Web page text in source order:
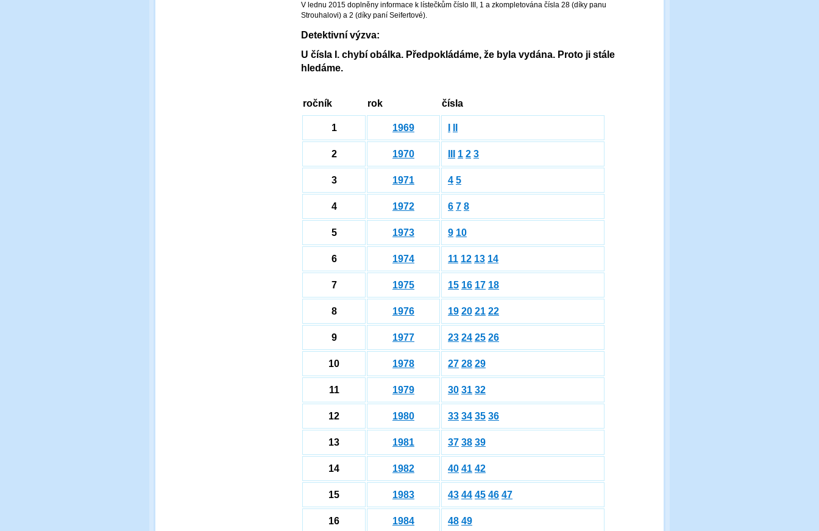
V lednu 2015 doplněny informace k lístečkům číslo III, 1 a zkompletována čísla 28 (díky panu
Strouhalovi) a 2 (díky paní Seifertové).
Detektivní výzva:
U čísla I. chybí obálka. Předpokládáme, že byla vydána. Proto ji stále
hledáme.
ročník rok čísla
1 1969
2 1970 1 2 3
3 1971 4 5
4 1972 6 7 8
5 1973 9 10
6 1974 11 12 13 14
7 1975 15 16 17 18
8 1976 19 20 21 22
9 1977 23 24 25 26
10 1978 27 28 29
11 1979 30 31 32
12 1980 33 34 35 36
13 1981 37 38 39
14 1982 40 41 42
15 1983 43 44 45 46 47
16 1984 48 49